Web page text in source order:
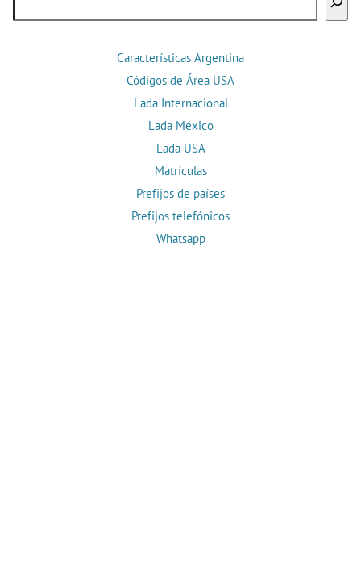
Características Argentina
Códigos de Área USA
Lada Internacional
Lada México
Lada USA
Matrículas
Prefijos de países
Prefijos telefónicos
Whatsapp